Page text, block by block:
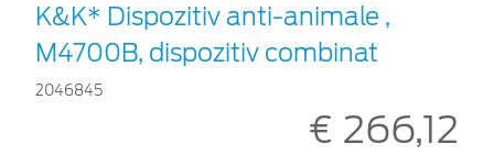
K&K* Dispozitiv anti-animale ,
M4700B, dispozitiv combinat
2046845
€ 266,12